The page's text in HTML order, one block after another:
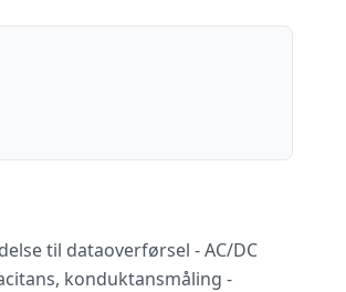
til dataoverførsel - AC/DC
konduktansmåling -